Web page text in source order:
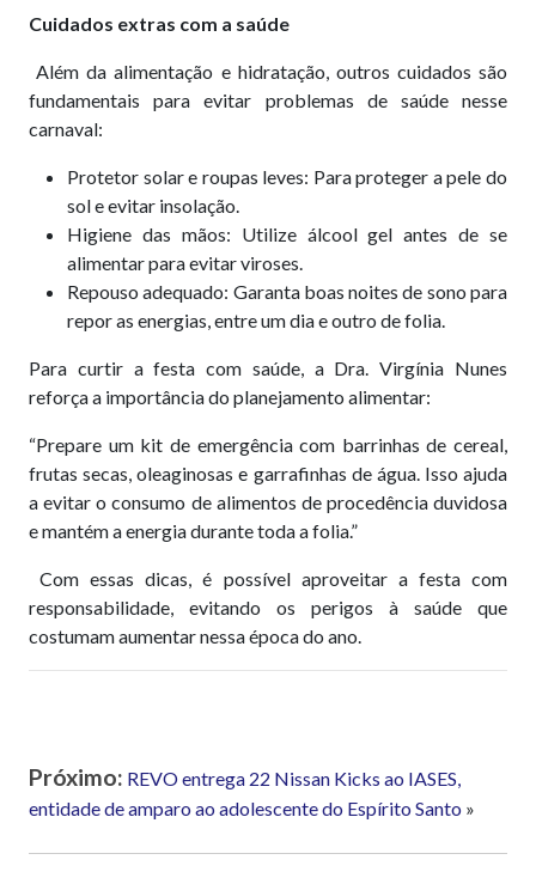
Cuidados extras com a saúde
Além da alimentação e hidratação, outros cuidados são
fundamentais para evitar problemas de saúde nesse
carnaval:
Protetor solar e roupas leves: Para proteger a pele do
sol e evitar insolação.
Higiene das mãos: Utilize álcool gel antes de se
alimentar para evitar viroses.
Repouso adequado: Garanta boas noites de sono para
repor as energias, entre um dia e outro de folia.
Para curtir a festa com saúde, a Dra. Virgínia Nunes
reforça a importância do planejamento alimentar:
“Prepare um kit de emergência com barrinhas de cereal,
frutas secas, oleaginosas e garrafinhas de água. Isso ajuda
a evitar o consumo de alimentos de procedência duvidosa
e mantém a energia durante toda a folia.”
Com essas dicas, é possível aproveitar a festa com
responsabilidade, evitando os perigos à saúde que
costumam aumentar nessa época do ano.
Próximo: REVO entrega 22 Nissan Kicks ao IASES,
entidade de amparo ao adolescente do Espírito Santo »